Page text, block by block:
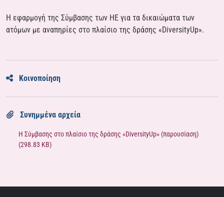
Η εφαρμογή της Σύμβασης των ΗΕ για τα δικαιώματα των
ατόμων με αναπηρίες στο πλαίσιο της δράσης «DiversityUp».
Κοινοποίηση
Συνημμένα αρχεία
Η Σύμβασης στο πλαίσιο της δράσης «DiversityUp» (παρουσίαση)
(298.83 KB)